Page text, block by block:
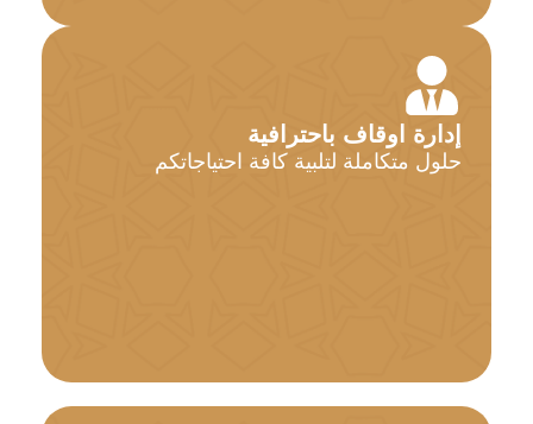
إدارة اوقاف باحترافية
حلول متكاملة لتلبية كافة احتياجاتكم